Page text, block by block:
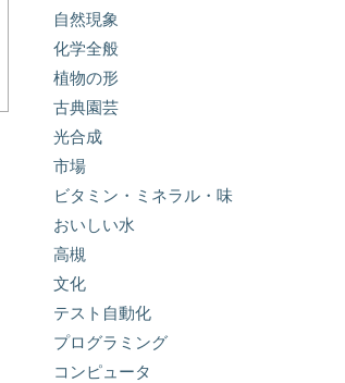
自然現象
化学全般
植物の形
古典園芸
光合成
市場
ビタミン・ミネラル・味
おいしい水
高槻
文化
テスト自動化
プログラミング
コンピュータ